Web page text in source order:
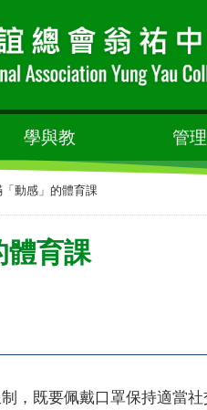
學與教 管
「動感」的體育課
體育課
，既要佩戴口罩保持適當